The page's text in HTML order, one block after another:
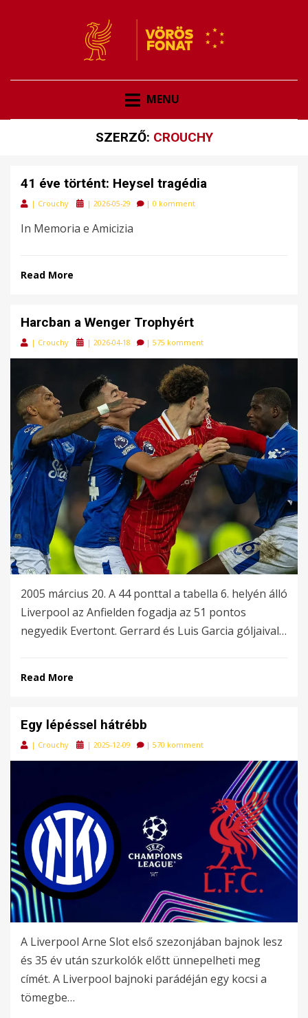
VÖRÖS FONAT
MENU
SZERZŐ: CROUCHY
41 éve történt: Heysel tragédia
| Crouchy
Posted
| 2026-05-29 | 0 komment
In Memoria e Amicizia
Read More
Harcban a Wenger Trophyért
| Crouchy
Posted
| 2026-04-18 | 575 komment
2005 március 20. A 44 ponttal a tabella 6. helyén álló
Liverpool az Anfielden fogadja az 51 pontos
negyedik Evertont. Gerrard és Luis Garcia góljaival…
Read More
Egy lépéssel hátrébb
| Crouchy
Posted
| 2025-12-09 | 570 komment
A Liverpool Arne Slot első szezonjában bajnok lesz
és 35 év után szurkolók előtt ünnepelheti meg
címét. A Liverpool bajnoki parádéján egy kocsi a
tömegbe…